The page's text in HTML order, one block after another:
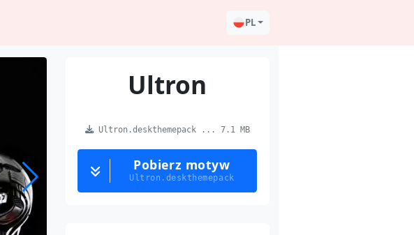
PL
Ultron
Ultron.deskthemepack ... 7.1 MB
Pobierz motyw
Ultron.deskthemepack